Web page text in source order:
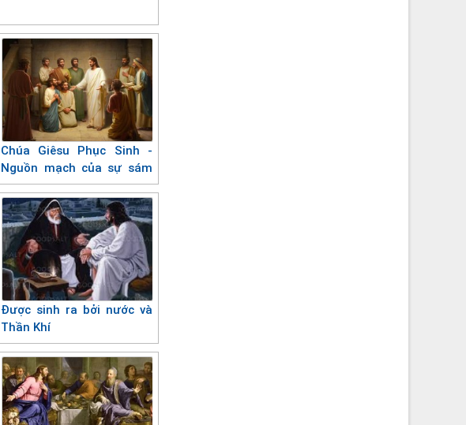
Chúa Giêsu Phục Sinh -
Nguồn mạch của sự sám
hối
Được sinh ra bởi nước và
Thần Khí